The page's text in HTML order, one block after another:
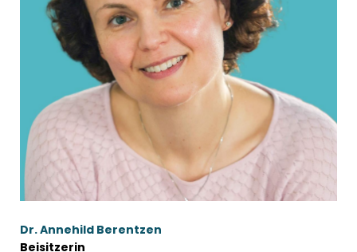
Dr. Annehild Berentzen
Beisitzerin